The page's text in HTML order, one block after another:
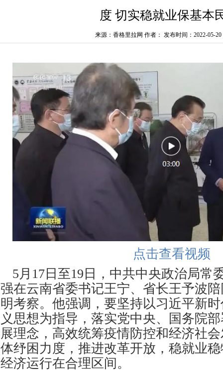
度 切实稳就业保基本
来源：香格里拉网 作者： 发布时间：2022-05-20
点击查看视频
5月17日至19日，中共中央政治局常
强在云南省委书记王宁、省长王予波
明考察。他强调，要坚持以习近平新
义思想为指导，落实党中央、国务院
展理念，高效统筹疫情防控和经济社
体纾困力度，推进改革开放，稳就业
经济运行在合理区间。